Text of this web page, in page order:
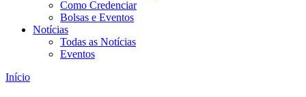
Como Credenciar
Bolsas e Eventos
Notícias
Todas as Notícias
Eventos
Início